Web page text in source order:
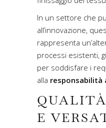
In un settore che
all’innovazione,
rappresenta
processi esistenti,
per soddisfare i
alla responsabilità
E